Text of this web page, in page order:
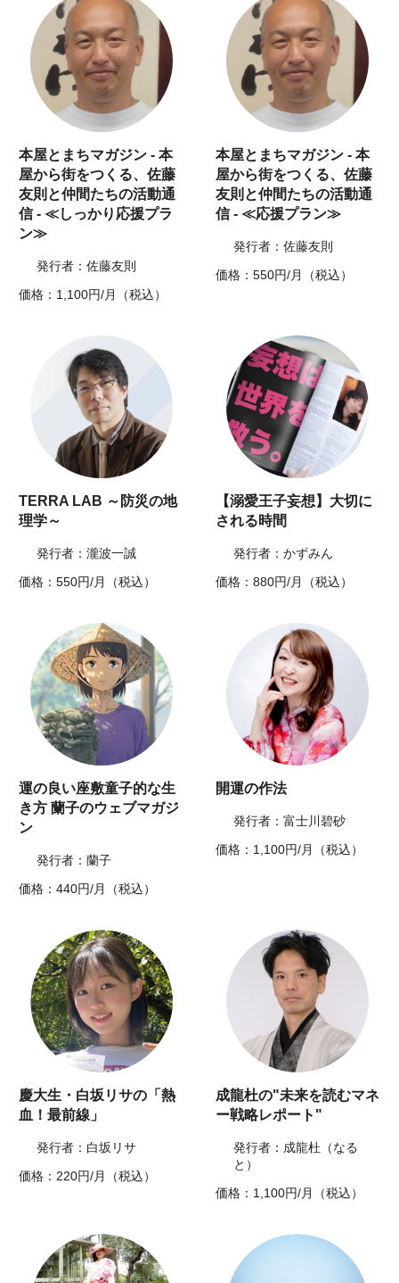
本屋とまちマガジン - 本
屋から街をつくる、佐藤
友則と仲間たちの活動通
信 - ≪しっかり応援プラ
ン≫
発行者：佐藤友則
価格：1,100円/月（税込）
本屋とまちマガジン - 本
屋から街をつくる、佐藤
友則と仲間たちの活動通
信 - ≪応援プラン≫
発行者：佐藤友則
価格：550円/月（税込）
TERRA LAB ～防災の地
理学～
発行者：瀧波一誠
価格：550円/月（税込）
【溺愛王子妄想】大切に
される時間
発行者：かずみん
価格：880円/月（税込）
運の良い座敷童子的な生
き方 蘭子のウェブマガジ
ン
発行者：蘭子
価格：440円/月（税込）
開運の作法
発行者：富士川碧砂
価格：1,100円/月（税込）
慶大生・白坂リサの「熱
血！最前線」
発行者：白坂リサ
価格：220円/月（税込）
成龍杜の"未来を読むマネ
ー戦略レポート"
発行者：成龍杜（なる
と）
価格：1,100円/月（税込）